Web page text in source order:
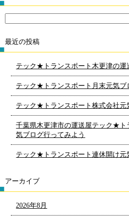
最近の投稿
テック★トランスポート木更津の運
テック★トランスポート月末元気ブ
テック★トランスポート株式会社元
千葉県木更津市の運送屋テック★
気ブログ行ってみよう
テック★トランスポート連休開け元
アーカイブ
2026年8月